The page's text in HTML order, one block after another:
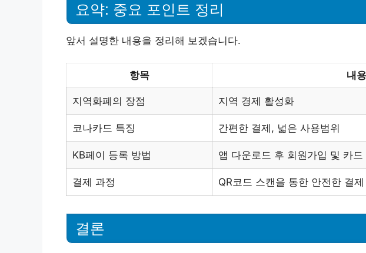
요약: 중요 포인트 정리
앞서 설명한 내용을 정리해 보겠습니다.
항목 내용
지역화폐의 장점 지역 경제 활성화
코나카드 특징 간편한 결제, 넓은 사용범위
KB페이 등록 방법 앱 다운로드 후 회원가입 및 카드
결제 과정 QR코드 스캔을 통한 안전한 결제
결론